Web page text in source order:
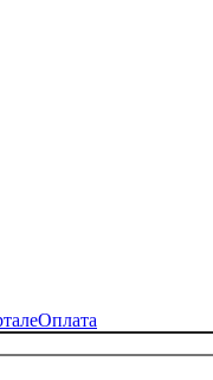
Оплата